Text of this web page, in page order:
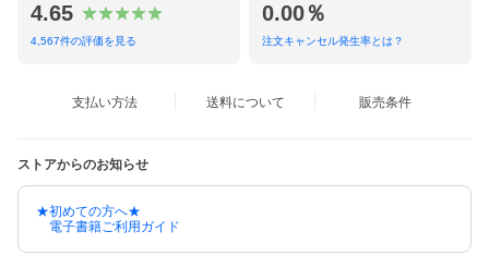
4.65
4,567件の評価を見る
0.00％
注文キャンセル発生率とは？
支払い方法 送料について 販売条件
ストアからのお知らせ
★初めての方へ★
電子書籍ご利用ガイド